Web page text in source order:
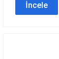
İncele